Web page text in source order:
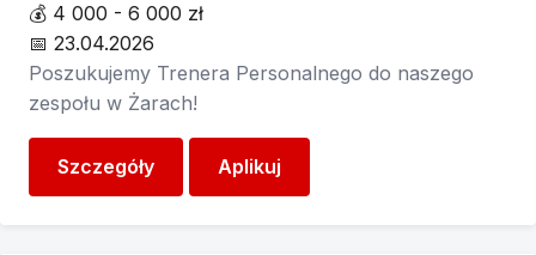
💰 4 000 - 6 000 zł
📅 23.04.2026
Poszukujemy Trenera Personalnego do naszego
zespołu w Żarach!
Szczegóły Aplikuj